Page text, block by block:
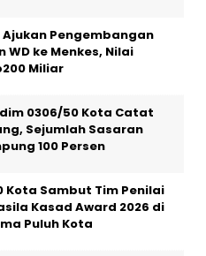
Pengembangan
WD ke Menkes, Nilai
Miliar
0306/50 Kota Catat
Sejumlah Sasaran
100 Persen
Kota Sambut Tim Penilai
Kasad Award 2026 di
Puluh Kota